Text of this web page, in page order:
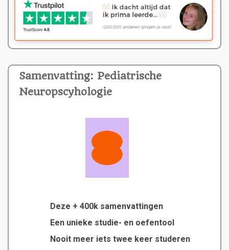
Samenvatting: Pediatrische
Neuropscyhologie
Deze + 400k samenvattingen
Een unieke studie- en oefentool
Nooit meer iets twee keer studeren